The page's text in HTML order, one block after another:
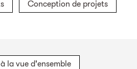
Conception de projets
la vue d'ensemble